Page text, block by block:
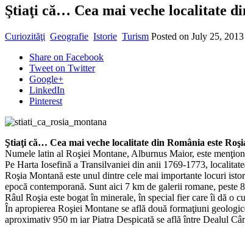
Ştiaţi că… Cea mai veche localitate
Curiozităţi Geografie Istorie Turism Posted on July 25, 2013
Share on Facebook
Tweet on Twitter
Google+
LinkedIn
Pinterest
Ştiaţi că… Cea mai veche localitate din România este
Numele latin al Roşiei Montane, Alburnus Maior, este
Pe Harta Iosefină a Transilvaniei din anii 1769-1773,
Roşia Montană este unul dintre cele mai importante locuri
epocă contemporană. Sunt aici 7 km de galerii romane,
Râul Roşia este bogat în minerale, în special fier care îi dă o
În apropierea Roşiei Montane se află două formaţiuni
aproximativ 950 m iar Piatra Despicată se află între Dealul